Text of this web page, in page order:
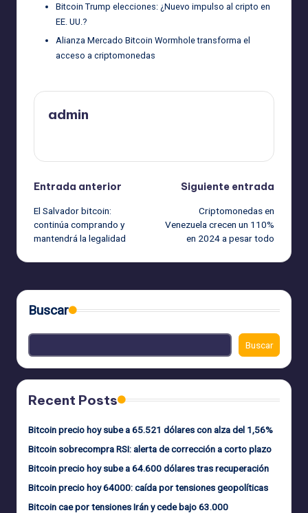
Bitcoin Trump elecciones: ¿Nuevo impulso al cripto en
EE. UU.?
Alianza Mercado Bitcoin Wormhole transforma el
acceso a criptomonedas
admin
Navegación
de
entradas
Entrada anterior
El Salvador bitcoin:
continúa comprando y
mantendrá la legalidad
Siguiente entrada
Criptomonedas en
Venezuela crecen un 110%
en 2024 a pesar todo
Buscar
Buscar
Recent Posts
Bitcoin precio hoy sube a 65.521 dólares con alza del 1,56%
Bitcoin sobrecompra RSI: alerta de corrección a corto plazo
Bitcoin precio hoy sube a 64.600 dólares tras recuperación
Bitcoin precio hoy 64000: caída por tensiones geopolíticas
Bitcoin cae por tensiones Irán y cede bajo 63.000